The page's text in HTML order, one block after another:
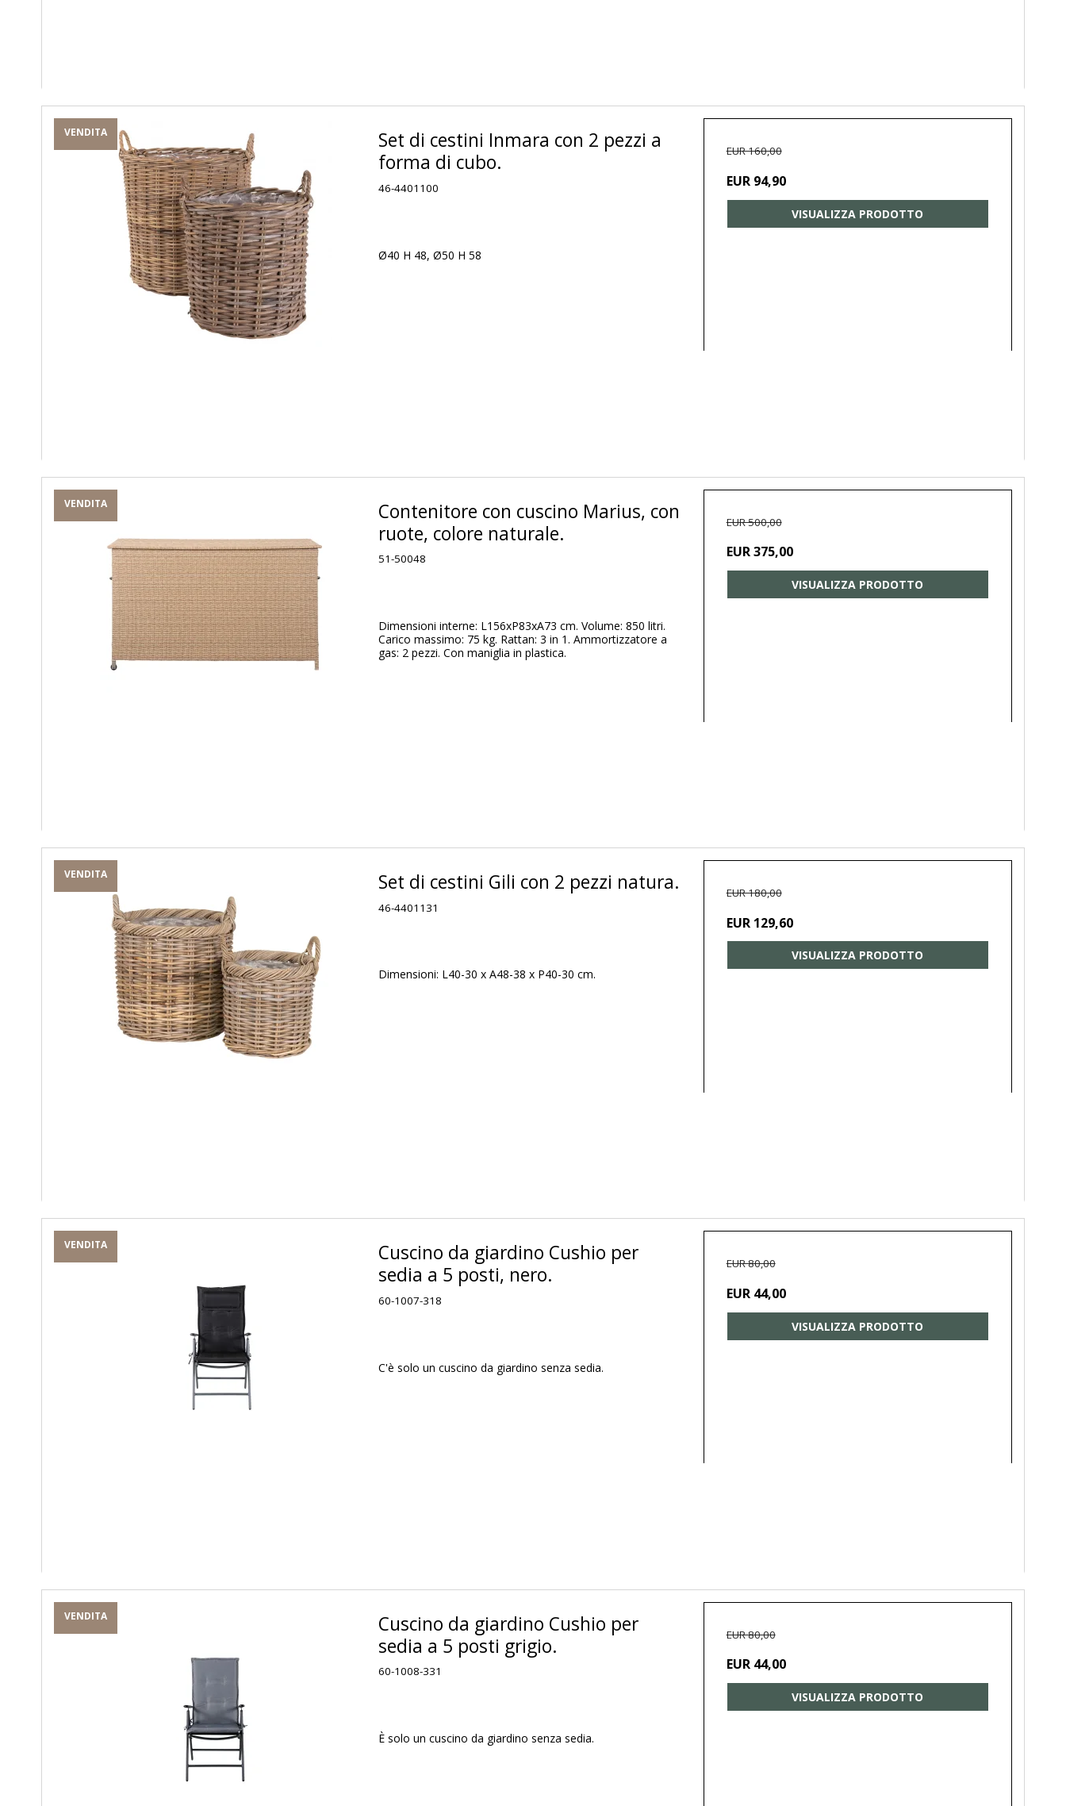
VENDITA
Set di cestini Inmara con 2 pezzi a
forma di cubo.
46-4401100
Ø40 H 48, Ø50 H 58
EUR 160,00
EUR 94,90
VISUALIZZA PRODOTTO
VENDITA
Contenitore con cuscino Marius, con
ruote, colore naturale.
51-50048
Dimensioni interne: L156xP83xA73 cm. Volume: 850 litri.
Carico massimo: 75 kg. Rattan: 3 in 1. Ammortizzatore a
gas: 2 pezzi. Con maniglia in plastica.
EUR 500,00
EUR 375,00
VISUALIZZA PRODOTTO
VENDITA Set di cestini Gili con 2 pezzi natura.
46-4401131
Dimensioni: L40-30 x A48-38 x P40-30 cm.
EUR 180,00
EUR 129,60
VISUALIZZA PRODOTTO
VENDITA
Cuscino da giardino Cushio per
sedia a 5 posti, nero.
60-1007-318
C'è solo un cuscino da giardino senza sedia.
EUR 80,00
EUR 44,00
VISUALIZZA PRODOTTO
VENDITA
Cuscino da giardino Cushio per
sedia a 5 posti grigio.
60-1008-331
È solo un cuscino da giardino senza sedia.
EUR 80,00
EUR 44,00
VISUALIZZA PRODOTTO